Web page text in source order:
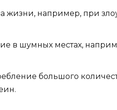
жизни, например, при
в шумных местах,
большого